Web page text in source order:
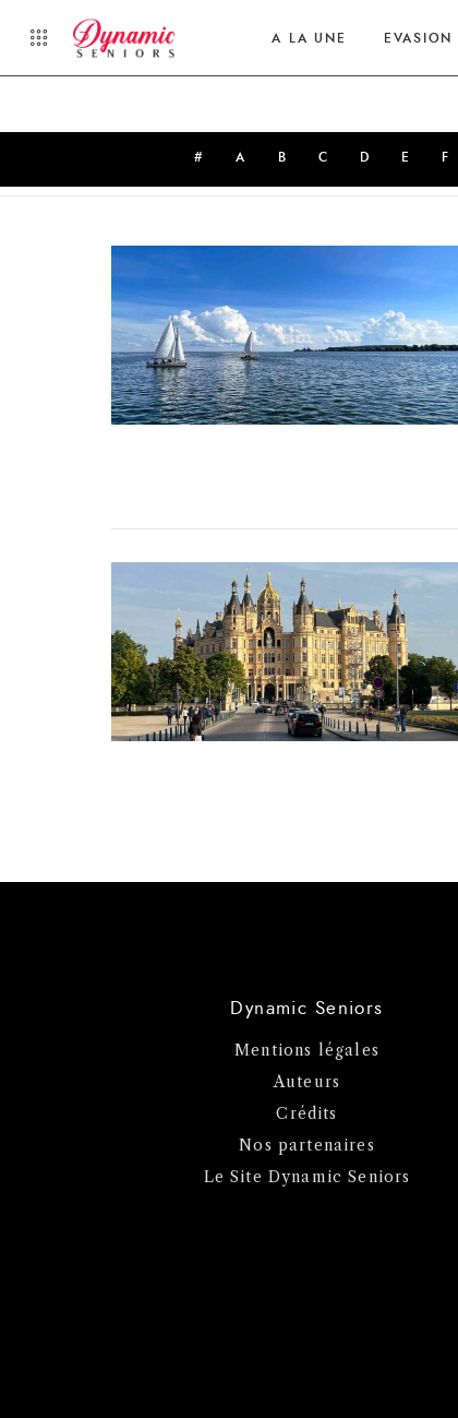
A LA UNE EVASION
# A B C D E F
Latest News from
Dynamic Seniors
Mentions légales
Auteurs
Crédits
Nos partenaires
Le Site Dynamic Seniors